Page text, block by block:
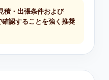
積・出張条件および
確認することを強く推奨